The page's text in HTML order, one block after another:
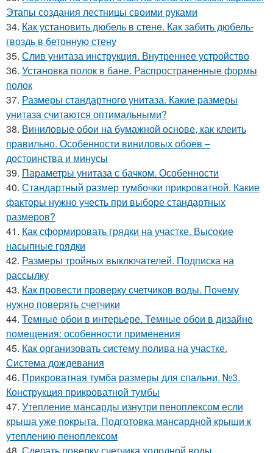
Этапы создания лестницы своими руками
34. Как установить дюбель в стене. Как забить дюбель-
гвоздь в бетонную стену
35. Слив унитаза инструкция. Внутреннее устройство
36. Установка полок в бане. Распространенные формы
полок
37. Размеры стандартного унитаза. Какие размеры
унитаза считаются оптимальными?
38. Виниловые обои на бумажной основе, как клеить
правильно. Особенности виниловых обоев –
достоинства и минусы
39. Параметры унитаза с бачком. Особенности
40. Стандартный размер тумбочки прикроватной. Какие
факторы нужно учесть при выборе стандартных
размеров?
41. Как сформировать грядки на участке. Высокие
насыпные грядки
42. Размеры тройных выключателей. Подписка на
рассылку
43. Как провести проверку счетчиков воды. Почему
нужно поверять счетчики
44. Темные обои в интерьере. Темные обои в дизайне
помещения: особенности применения
45. Как организовать систему полива на участке.
Система дождевания
46. Прикроватная тумба размеры для спальни. №3.
Конструкция прикроватной тумбы
47. Утепление мансарды изнутри пеноплексом если
крыша уже покрыта. Подготовка мансардной крыши к
утеплению пеноплексом